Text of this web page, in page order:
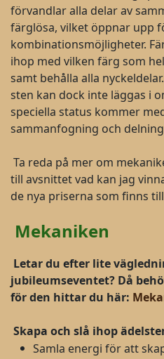
förvandlar alla delar av
färglösa, vilket öppnar upp
kombinationsmöjligheter.
ihop med vilken färg som
samt behålla alla
sten kan dock inte läggas i
speciella status kommer
sammanfogning och
Ta reda på mer om
till avsnittet vad kan jag
de nya priserna som finns
Mekaniken
Letar du efter lite
jubileumseventet? Då
för den hittar du här:
Skapa och slå ihop
Samla energi för att